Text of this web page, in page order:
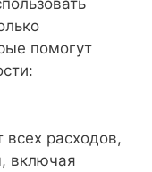
помогут
всех расходов,
включая